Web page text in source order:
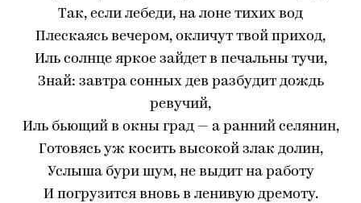
Так, если лебеди, на лоне тихих вод
Плескаясь вечером, окличут твой приход,
Иль солнце яркое зайдет в печальны тучи,
Знай: завтра сонных дев разбудит дождь
ревучий,
Иль бьющий в окны град — а ранний селянин,
Готовясь уж косить высокой злак долин,
Услыша бури шум, не выдит на работу
И погрузится вновь в ленивую дремоту.